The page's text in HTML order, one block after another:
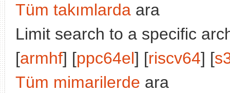
Tüm takımlarda ara
Limit search to a specific
[armhf] [ppc64el] [riscv64] [
Tüm mimarilerde ara